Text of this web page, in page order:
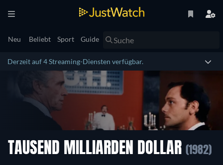
Neu Beliebt Sport Guide
Derzeit auf 4 Streaming-Diensten verfügbar.
TAUSEND MILLIARDEN DOLLAR (1982)